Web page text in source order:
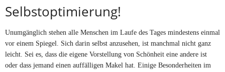
Selbstoptimierung!
Unumgänglich stehen alle Menschen im Laufe des Tages mindestens einmal
vor einem Spiegel. Sich darin selbst anzusehen, ist manchmal nicht ganz
leicht. Sei es, dass die eigene Vorstellung von Schönheit eine andere ist
oder dass jemand einen auffälligen Makel hat. Einige Besonderheiten im